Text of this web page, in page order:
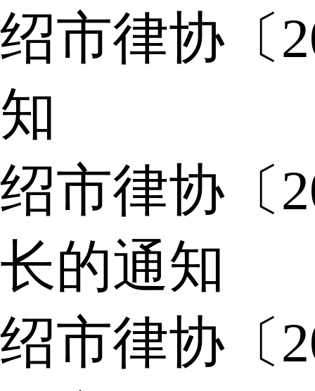
绍市律协〔
知
绍市律协〔
长的通知
绍市律协〔